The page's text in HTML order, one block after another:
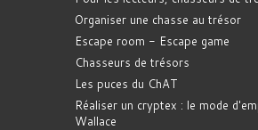
Organiser une chasse au trésor
Escape room - Escape game
Chasseurs de trésors
Les puces du ChAT
Réaliser un cryptex : le mode
Wallace